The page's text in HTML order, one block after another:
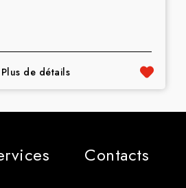
Plus de détails
Contacts